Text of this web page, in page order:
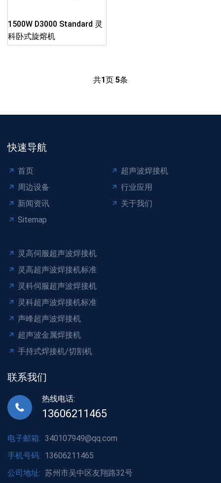
1500W D3000 Standard 灵
科卧式旋熔机
共1页 5条
快速导航
首页
超声波焊接机
周边设备
行业应用
新闻资讯
关于我们
Sitemap
灵高伺服超声波焊接机
灵高超声波焊接机标准
灵科伺服超声波焊接机
灵科超声波焊接机标准
声峰超声波焊接机
超声波金属焊接机
手持式焊接机/切割机
联系我们
热线电话:
13606211465
电子邮箱: 340107949@qq.com
手机号码: 13606211465
公司地址: 苏州市吴中区友翔路32号